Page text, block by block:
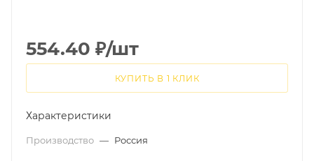
554.40 ₽/шт
КУПИТЬ В 1 КЛИК
Характеристики
Производство — Россия